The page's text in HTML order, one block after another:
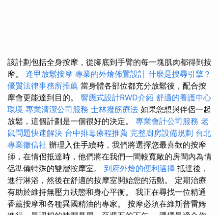
該計劃包括全身按摩，從腳底到手臂的每一塊肌肉都得到按
摩。 逢甲放鬆按摩 專業的外燴佈置設計 什麼是搜尋引擎？
優質法律事務所推薦 當身體各部位都充分放鬆後，配合按
摩會更能達到目的。 響應式設計RWD介紹 舒適的養護中心
環境 專業清潔公司服務 士林撥筋療法 如果您想與伴侶一起
放鬆，這個計劃是一個很好的決定。 專業會計公司服務 老
鼠問題快速解決 台中排毒療程推薦 完整廚房設備規劃 台北
專業徵信社 辦理入住手續時，我們將選擇您最喜歡的按摩
師，在情侶抵達時，他們將在我們一間較寬敞的房間內為情
侶準備特殊的雙層按摩室。 到府外燴的便利選擇 抵達後，
進行淋浴，然後在舒適的按摩室開始您的活動。 定期治療
有助於維持無壓力狀態和身心平衡。 我正在尋找一位精通
香薰按摩和各種異國精油的專家。 按摩必須在維斯普雷姆